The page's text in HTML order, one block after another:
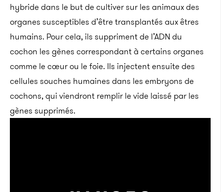
hybride dans le but de cultiver sur les animaux des
organes susceptibles d’être transplantés aux êtres
humains. Pour cela, ils suppriment de l’ADN du
cochon les gènes correspondant à certains organes
comme le cœur ou le foie. Ils injectent ensuite des
cellules souches humaines dans les embryons de
cochons, qui viendront remplir le vide laissé par les
gènes supprimés.